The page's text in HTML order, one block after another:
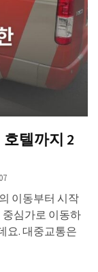
텔까지 2
이동부터 시작
중심가로 이동하
요. 대중교통은